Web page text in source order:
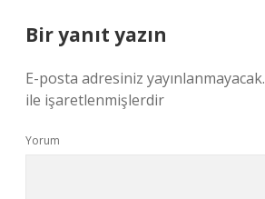
Bir yanıt yazın
E-posta adresiniz yayınlanmayacak.
ile işaretlenmişlerdir
Yorum